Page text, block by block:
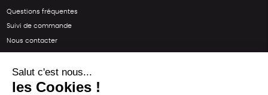
Questions fréquentes
Suivi de commande
Nous contacter
SUIVEZ-NOUS